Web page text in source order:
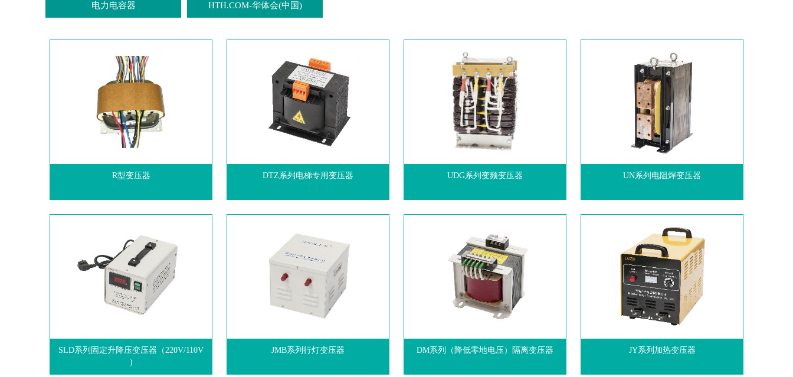
电力电容器 HTH.COM-华体会(中国)
R型变压器 DTZ系列电梯专用变压器 UDG系列变频变压器 UN系列电阻焊变压器
SLD系列固定升降压变压器（220V/110V
)
JMB系列行灯变压器 DM系列（降低零地电压）隔离变压器 JY系列加热变压器